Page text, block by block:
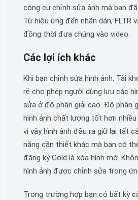
công cụ chỉnh sửa ảnh mà bạn
Từ hiệu ứng đến nhãn dán, FLTR
đồng thời đưa chúng vào video.
Các lợi ích khác
Khi bạn chỉnh sửa hình ảnh, Tài
rẻ cho phép người dùng lưu các
sửa ở độ phân giải cao. Độ phân
hình ảnh chất lượng tốt hơn nhiều
vì vậy hình ảnh đầu ra giữ lại tất
năng cần thiết khác mà bạn có
đăng ký Gold là xóa hình mờ.
hình ảnh được chỉnh sửa trong
Trong trường hợp bạn có bất kỳ